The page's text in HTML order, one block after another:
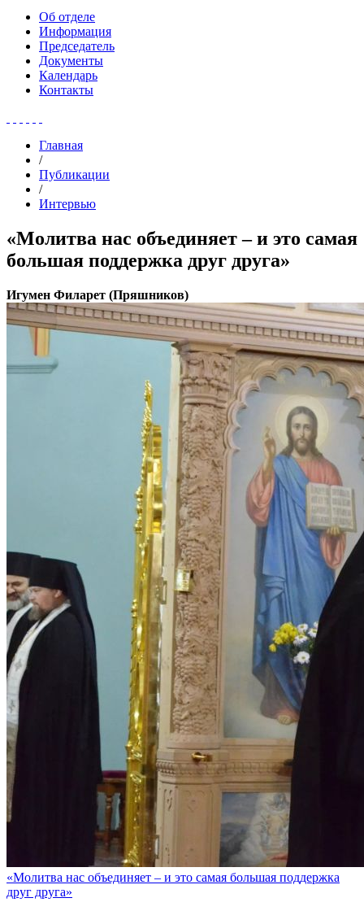
Об отделе
Информация
Председатель
Документы
Календарь
Контакты
Главная
/
Публикации
/
Интервью
«Молитва нас объединяет – и это самая
большая поддержка друг друга»
Игумен Филарет (Пряшников)
«Молитва нас объединяет – и это самая большая поддержка
друг друга»